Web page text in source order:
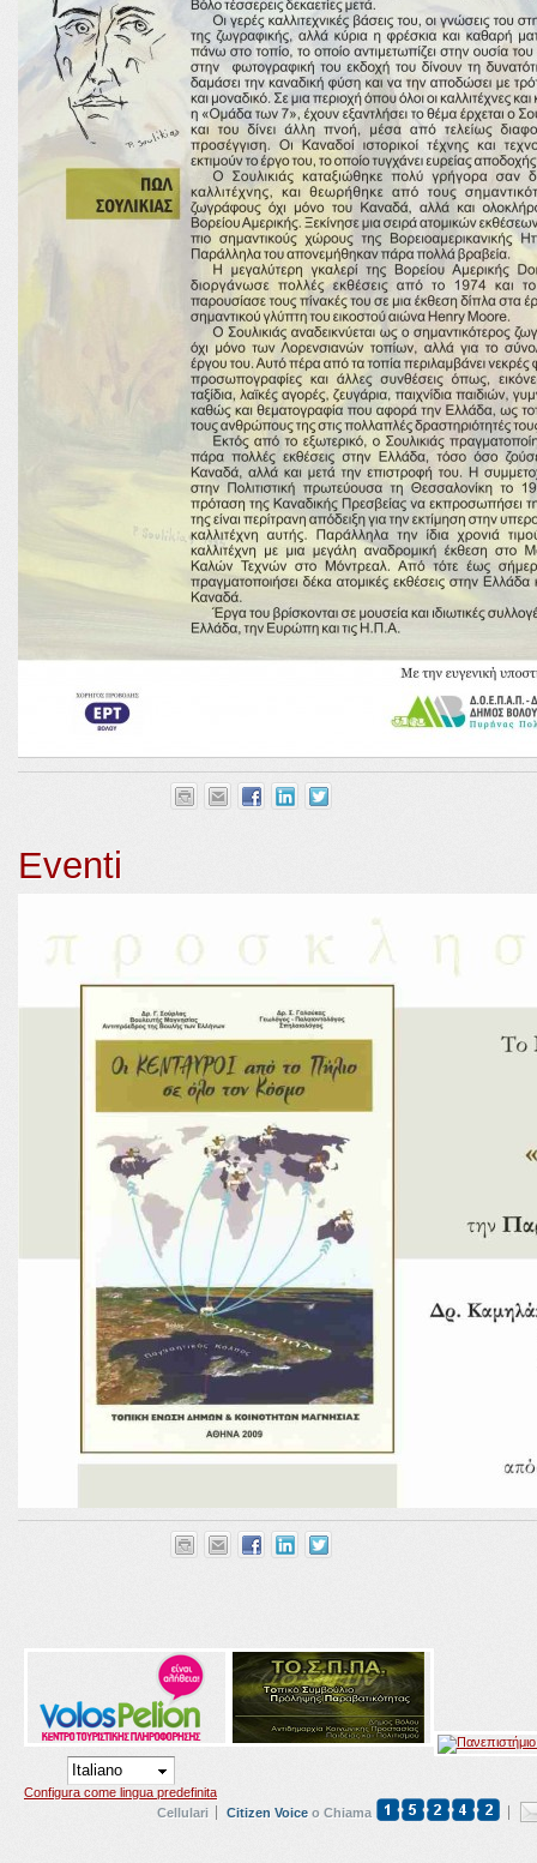
Eventi
Configura come lingua predefinita
Cellulari
Citizen Voice o Chiama